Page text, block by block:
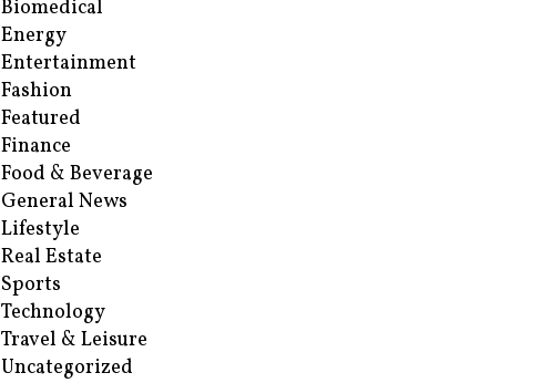
Biomedical
Energy
Entertainment
Fashion
Featured
Finance
Food & Beverage
General News
Lifestyle
Real Estate
Sports
Technology
Travel & Leisure
Uncategorized